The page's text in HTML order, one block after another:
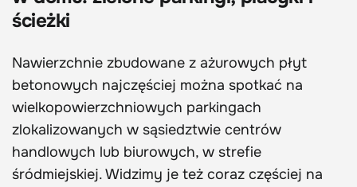
ścieżki
Nawierzchnie zbudowane z ażurowych płyt
betonowych najczęściej można spotkać na
wielkopowierzchniowych parkingach
zlokalizowanych w sąsiedztwie centrów
handlowych lub biurowych, w strefie
śródmiejskiej. Widzimy je też coraz częściej na